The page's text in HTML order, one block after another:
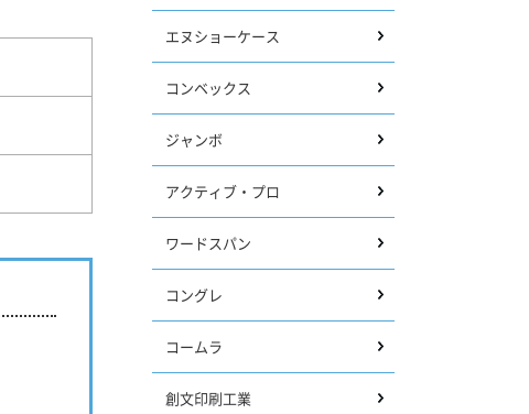
エヌショーケース
コンベックス
ジャンボ
アクティブ・プロ
ワードスパン
コングレ
コームラ
創文印刷工業